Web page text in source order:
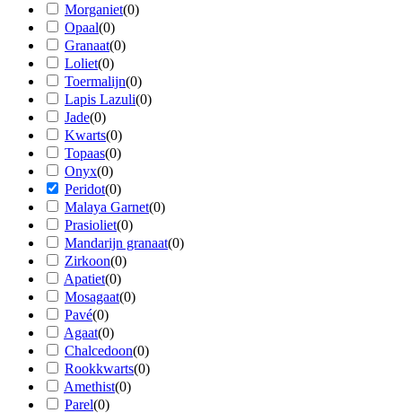
Morganiet(0)
Opaal(0)
Granaat(0)
Loliet(0)
Toermalijn(0)
Lapis Lazuli(0)
Jade(0)
Kwarts(0)
Topaas(0)
Onyx(0)
Peridot(0)
Malaya Garnet(0)
Prasioliet(0)
Mandarijn granaat(0)
Zirkoon(0)
Apatiet(0)
Mosagaat(0)
Pavé(0)
Agaat(0)
Chalcedoon(0)
Rookkwarts(0)
Amethist(0)
Parel(0)